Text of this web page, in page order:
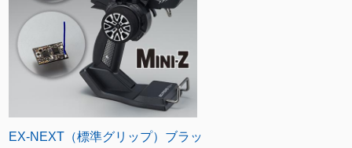
EX-NEXT（標準グリップ）ブラッ